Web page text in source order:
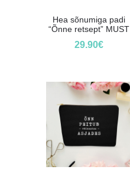
Hea sõnumiga padi
“Õnne retsept” MUST
29.90€